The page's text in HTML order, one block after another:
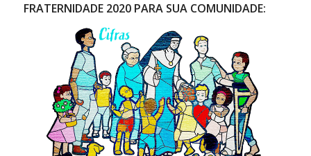
FRATERNIDADE 2020 PARA SUA COMUNIDADE: